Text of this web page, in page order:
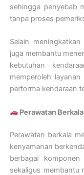
sehingga penyebab
tanpa proses
Selain
juga membantu
kebutuhan
memperoleh
performa kendaraan
Perawatan
Perawatan berkala
kenyamanan
berbagai
sekaligus membantu